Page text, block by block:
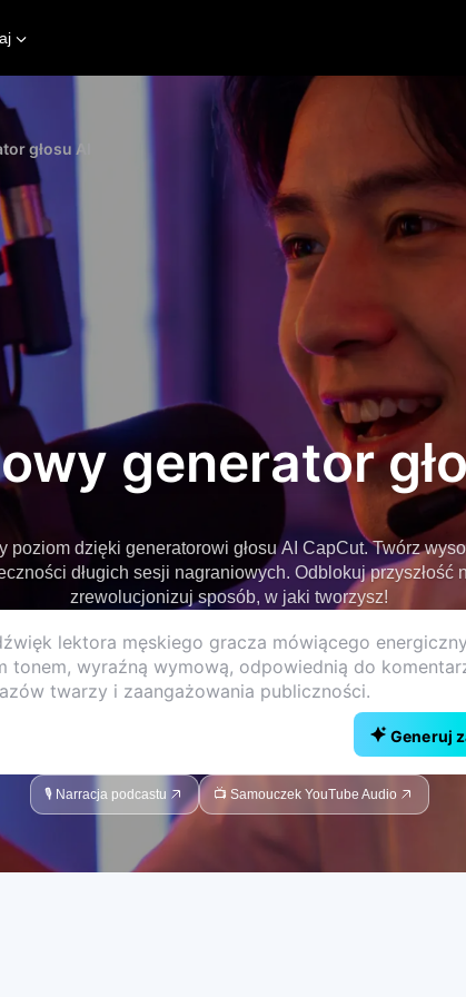
głosu AI
generator
poziom dzięki generatorowi głosu AI CapCut. Twórz
długich sesji nagraniowych. Odblokuj przyszłość
zrewolucjonizuj sposób, w jaki tworzysz!
Generuj
🎙️ Narracja podcastu 📺 Samouczek YouTube Audio